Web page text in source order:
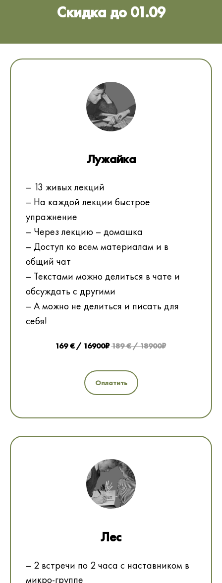
Скидка до 01.09
Лужайка
– 13 живых лекций
– На каждой лекции быстрое
упражнение
– Через лекцию – домашка
– Доступ ко всем материалам и в
общий чат
– Текстами можно делиться в чате и
обсуждать с другими
– А можно не делиться и писать для
себя!
169 € / 16900₽189 € / 18900₽
Оплатить
Лес
– 2 встречи по 2 часа с наставником в
микро-группе